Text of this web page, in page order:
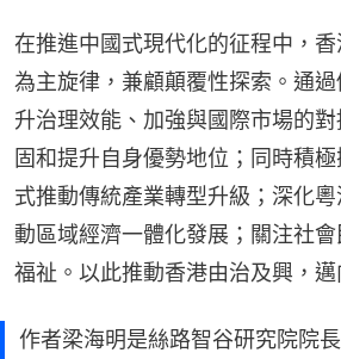
在推進中國式現代化的征程中，
為主旋律，兼顧顛覆性探索。通
升治理效能、加強與國際市場的
固和提升自身優勢地位；同時積
式推動傳統產業轉型升級；深化
動區域經濟一體化發展；關注社
福祉。以此推動香港由治及興，邁
作者梁海明是絲路智谷研究院院長